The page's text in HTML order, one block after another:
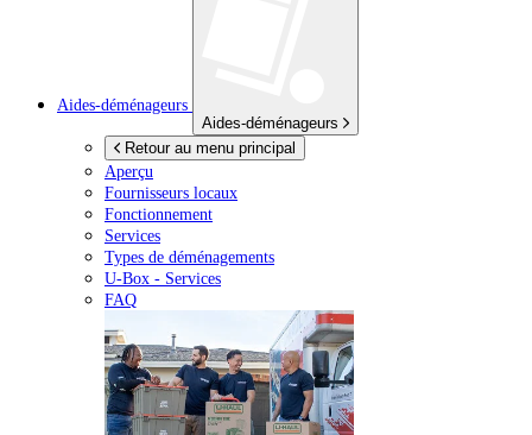
Aides-déménageurs
Aides-déménageurs
Retour au menu principal
Aperçu
Fournisseurs locaux
Fonctionnement
Services
Types de déménagements
U-Box - Services
FAQ